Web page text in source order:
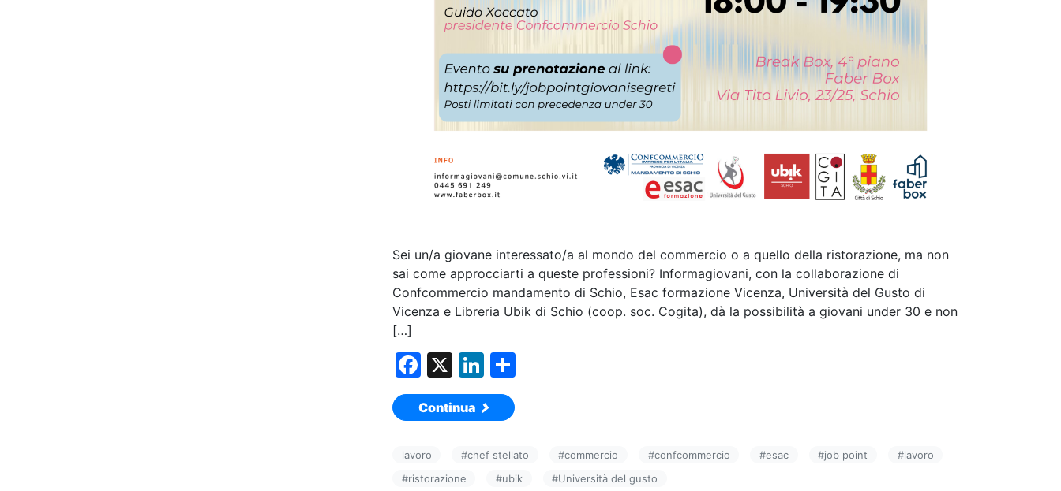
Sei un/a giovane interessato/a al mondo del commercio o a quello della ristorazione, ma non
sai come approcciarti a queste professioni? Informagiovani, con la collaborazione di
Confcommercio mandamento di Schio, Esac formazione Vicenza, Università del Gusto di
Vicenza e Libreria Ubik di Schio (coop. soc. Cogita), dà la possibilità a giovani under 30 e non
[…]
F
a
c
b
X
Li
n
k
dI vi
Continua
lavoro #chef stellato #commercio #confcommercio #esac #job point #lavoro
#ristorazione #ubik #Università del gusto